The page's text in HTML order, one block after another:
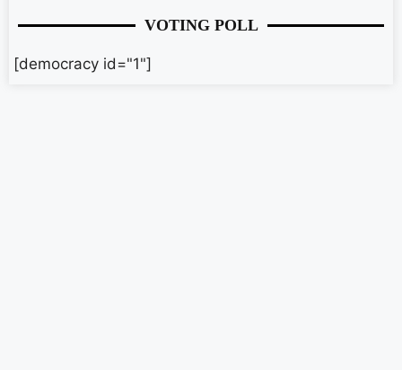
VOTING POLL
[democracy id="1"]